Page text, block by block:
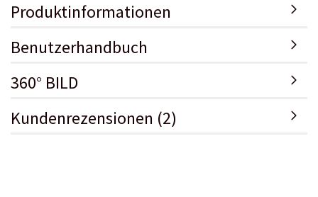
Produktinformationen
Benutzerhandbuch
360° BILD
Kundenrezensionen (2)